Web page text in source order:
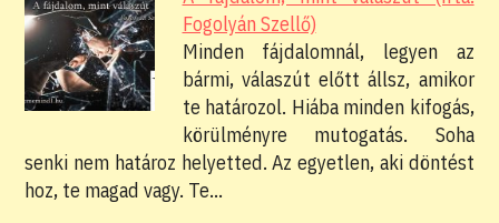
Fogolyán Szellő)
Minden fájdalomnál, legyen az
bármi, válaszút előtt állsz, amikor
te határozol. Hiába minden kifogás,
körülményre mutogatás. Soha
senki nem határoz helyetted. Az egyetlen, aki döntést
hoz, te magad vagy. Te…